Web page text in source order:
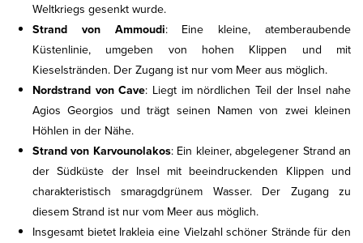
Weltkriegs gesenkt wurde.
Strand von Ammoudi: Eine kleine, atemberaubende
Küstenlinie, umgeben von hohen Klippen und mit
Kieselstränden. Der Zugang ist nur vom Meer aus möglich.
Nordstrand von Cave: Liegt im nördlichen Teil der Insel nahe
Agios Georgios und trägt seinen Namen von zwei kleinen
Höhlen in der Nähe.
Strand von Karvounolakos: Ein kleiner, abgelegener Strand an
der Südküste der Insel mit beeindruckenden Klippen und
charakteristisch smaragdgrünem Wasser. Der Zugang zu
diesem Strand ist nur vom Meer aus möglich.
Insgesamt bietet Irakleia eine Vielzahl schöner Strände für den